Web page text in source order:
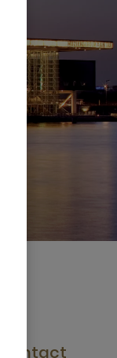
Contact